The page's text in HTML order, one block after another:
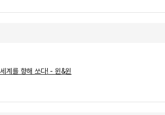
계를 향해 쏘다! - 윈&윈